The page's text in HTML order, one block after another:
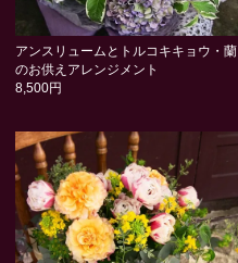
アンスリュームとトルコキキョウ・蘭
のお供えアレンジメント
8,500円